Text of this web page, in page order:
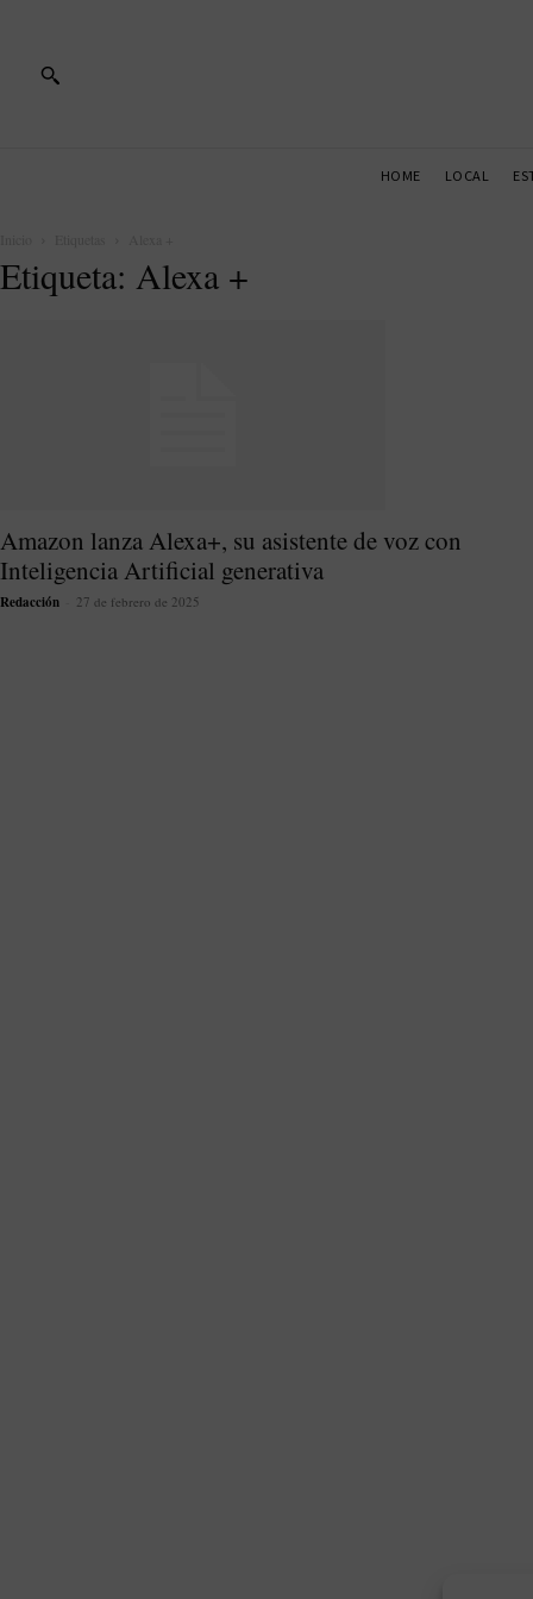
HOME LOCAL
Etiqueta: Alexa +
Amazon lanza Alexa+, su asistente de voz con
Inteligencia Artificial generativa
Redacción 27 de febrero de 2025